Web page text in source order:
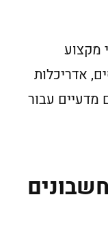
מקצוע
אדריכלות
עבור